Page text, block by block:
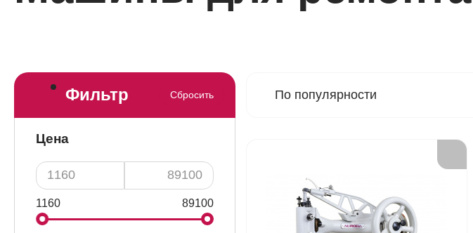
Фильтр Сбросить
Цена
1160 89100
По популярности